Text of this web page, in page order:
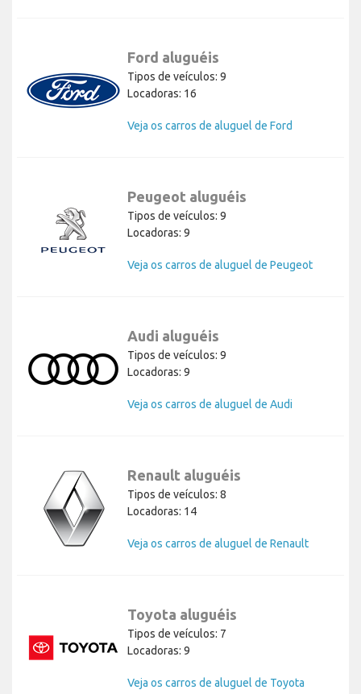
Ford aluguéis
Tipos de veículos: 9
Locadoras: 16
Veja os carros de aluguel de Ford
Peugeot aluguéis
Tipos de veículos: 9
Locadoras: 9
Veja os carros de aluguel de Peugeot
Audi aluguéis
Tipos de veículos: 9
Locadoras: 9
Veja os carros de aluguel de Audi
Renault aluguéis
Tipos de veículos: 8
Locadoras: 14
Veja os carros de aluguel de Renault
Toyota aluguéis
Tipos de veículos: 7
Locadoras: 9
Veja os carros de aluguel de Toyota